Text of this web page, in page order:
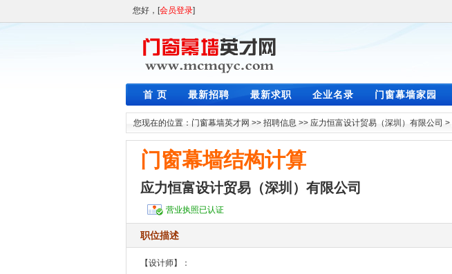
您好，[会员登录]
首 页 最新招聘 最新求职 企业名录 门窗幕墙家园
您现在的位置： 门窗幕墙英才网 >> 招聘信息 >> 应力恒富设计贸易（深圳）有限公司 >
门窗幕墙结构计算
应力恒富设计贸易（深圳）有限公司
营业执照已认证
职位描述
【设计师】：